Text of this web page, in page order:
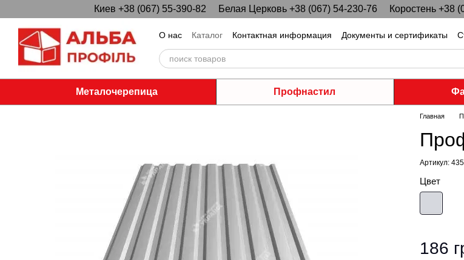
Перейти к основному контентуКиев +38 (067) 55-390-82 Белая Церковь +38 (067) 54-230-76 Коростень +38
О нас Каталог Контактная информация Документы и сертификаты
Металочерепица Профнастил
Главная
Артикул: 435
Цвет
186